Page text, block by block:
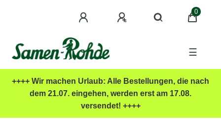
0
☰
++++ Wir machen Urlaub: Alle Bestellungen, die nach
dem 21.07. eingehen, werden erst am 17.08.
versendet! ++++